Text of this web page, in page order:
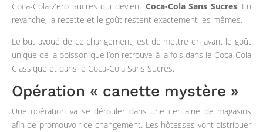
Coca-Cola Zero Sucres qui devient Coca-Cola Sans Sucres. En
revanche, la recette et le goût restent exactement les mêmes.
Le but avoué de ce changement, est de mettre en avant le goût
unique de la boisson que l’on retrouve à la fois dans le Coca-Cola
Classique et dans le Coca-Cola Sans Sucres.
Opération « canette mystère »
Une opération va se dérouler dans une centaine de magasins
afin de promouvoir ce changement. Les hôtesses vont distribuer